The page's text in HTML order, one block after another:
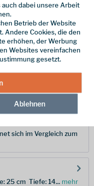
zur Verfügung!
sich im Vergleich zum
25 cm Tiefe: 14... mehr
auch dabei unsere Arbeit
Betrieb der Website
Andere Cookies, die den
erhöhen, der Werbung
Websites vereinfachen
gesetzt.
Ablehnen